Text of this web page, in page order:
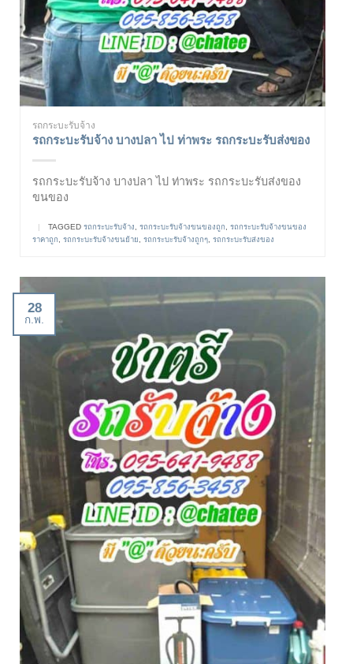
รถกระบะรับจ้าง
รถกระบะรับจ้าง บางปลา ไป ท่าพระ รถกระบะรับส่งของ
รถกระบะรับจ้าง บางปลา ไป ท่าพระ รถกระบะรับส่งของ
ขนของ
| TAGGED รถกระบะรับจ้าง รถกระบะรับจ้างขนของถูก
รถกระบะรับจ้างขนของ
ราคาถูก
รถกระบะรับจ้างขนย้าย รถกระบะรับจ้างถูกๆ รถกระบะรับส่งของ
28
ก.พ.